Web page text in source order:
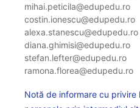
mihai.peticila@edupedu.ro
costin.ionescu@edupedu.ro
alexa.stanescu@edupedu.ro
diana.ghimisi@edupedu.ro
stefan.lefter@edupedu.ro
ramona.florea@edupedu.ro
Notă de informare cu